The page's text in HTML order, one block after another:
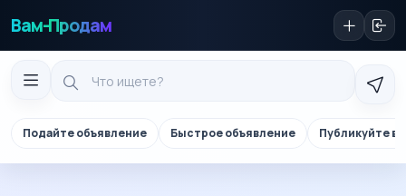
Вам-Продам
Подайте объявление Быстрое объявление Публикуйте в